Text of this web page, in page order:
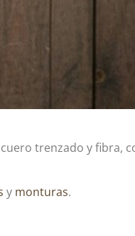
trenzado y fibra,
y monturas.